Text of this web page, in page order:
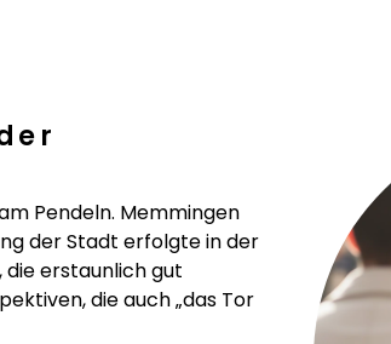
Pendeln. Memmingen
der Stadt erfolgte in der
die erstaunlich gut
die auch „das Tor